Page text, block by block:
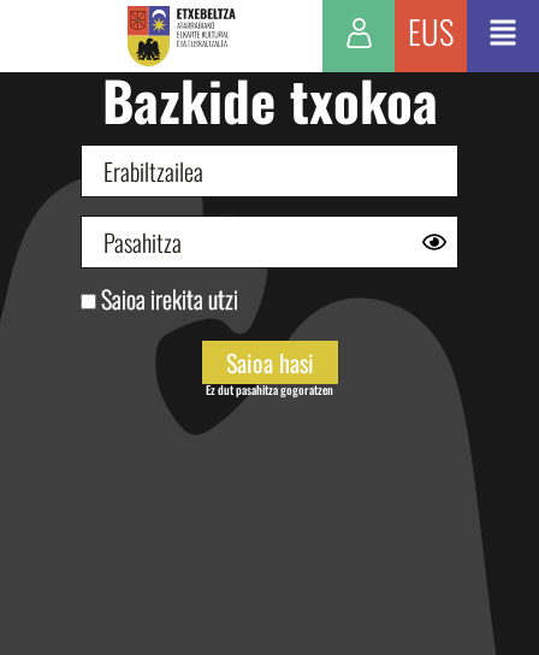
EUS
Bazkide txokoa
Saioa irekita utzi
Ez dut pasahitza gogoratzen